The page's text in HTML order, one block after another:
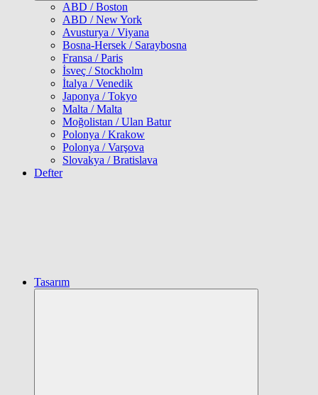
ABD / Boston
ABD / New York
Avusturya / Viyana
Bosna-Hersek / Saraybosna
Fransa / Paris
İsveç / Stockholm
İtalya / Venedik
Japonya / Tokyo
Malta / Malta
Moğolistan / Ulan Batur
Polonya / Krakow
Polonya / Varşova
Slovakya / Bratislava
Defter
Tasarım